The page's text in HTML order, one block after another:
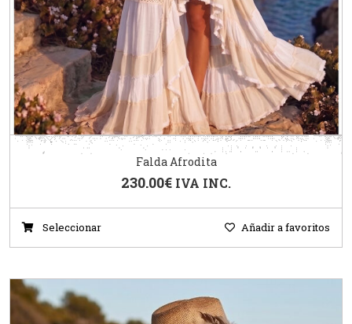
Falda Afrodita
230.00€ IVA INC.
Seleccionar Añadir a favoritos